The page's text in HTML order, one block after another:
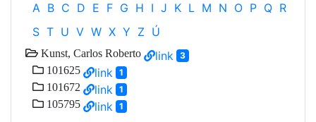
A B C D E F G H I J K L M N O P Q R
S T U V W X Y Z Ú
Kunst, Carlos Roberto link 3
101625 link 1
101672 link 1
105795 link 1